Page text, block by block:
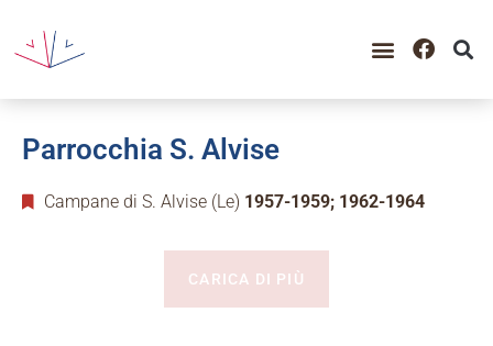
Parrocchia S. Alvise
Campane di S. Alvise (Le) 1957-1959; 1962-1964
CARICA DI PIÙ